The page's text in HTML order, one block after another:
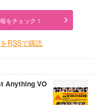
をチェック！
RSSで購読
Anything VO